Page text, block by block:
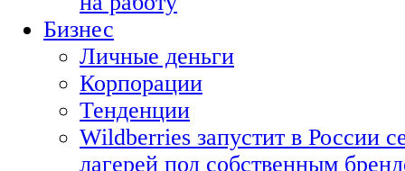
Бизнес
Личные деньги
Корпорации
Тенденции
Wildberries запустит в России
лагерей под собственным